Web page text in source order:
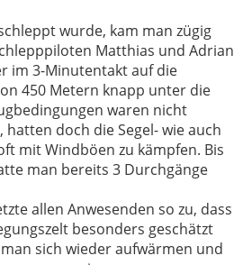
wurde, kam man zügig
Matthias und Adrian
im 3-Minutentakt auf die
450 Metern knapp unter die
waren nicht
hatten doch die Segel- wie auch
mit Windböen zu kämpfen. Bis
man bereits 3 Durchgänge
allen Anwesenden so zu, dass
besonders geschätzt
sich wieder aufwärmen und